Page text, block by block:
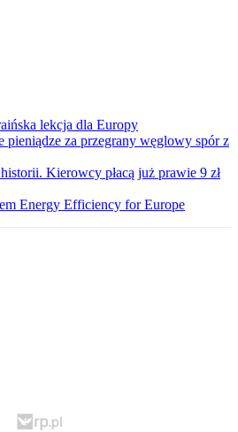
lekcja dla Europy
pieniądze za przegrany węglowy spór z
Kierowcy płacą już prawie 9 zł
Energy Efficiency for Europe